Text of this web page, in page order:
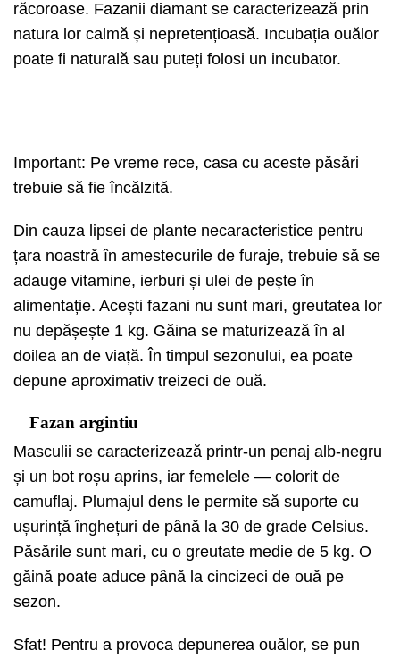
răcoroase. Fazanii diamant se caracterizează prin
natura lor calmă și nepretențioasă. Incubația ouălor
poate fi naturală sau puteți folosi un incubator.
Important: Pe vreme rece, casa cu aceste păsări
trebuie să fie încălzită.
Din cauza lipsei de plante necaracteristice pentru
țara noastră în amestecurile de furaje, trebuie să se
adauge vitamine, ierburi și ulei de pește în
alimentație. Acești fazani nu sunt mari, greutatea lor
nu depășește 1 kg. Găina se maturizează în al
doilea an de viață. În timpul sezonului, ea poate
depune aproximativ treizeci de ouă.
Fazan argintiu
Masculii se caracterizează printr-un penaj alb-negru
și un bot roșu aprins, iar femelele — colorit de
camuflaj. Plumajul dens le permite să suporte cu
ușurință înghețuri de până la 30 de grade Celsius.
Păsările sunt mari, cu o greutate medie de 5 kg. O
găină poate aduce până la cincizeci de ouă pe
sezon.
Sfat! Pentru a provoca depunerea ouălor, se pun